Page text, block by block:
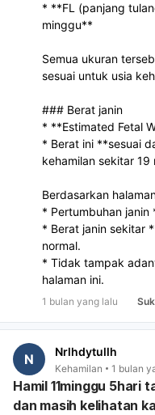
* **FL (panjang
minggu**
Semua ukuran
sesuai untuk usia
### Berat janin
* **Estimated Fetal
* Berat ini **sesuai
kehamilan sekitar 19
Berdasarkan
* Pertumbuhan janin
* Berat janin sekitar
normal.
* Tidak tampak
halaman ini.
1 bulan yang lalu
N Nrlhdytullh
Kehamilan 1 bulan
Hamil 11minggu 5hari
dan masih kelihatan